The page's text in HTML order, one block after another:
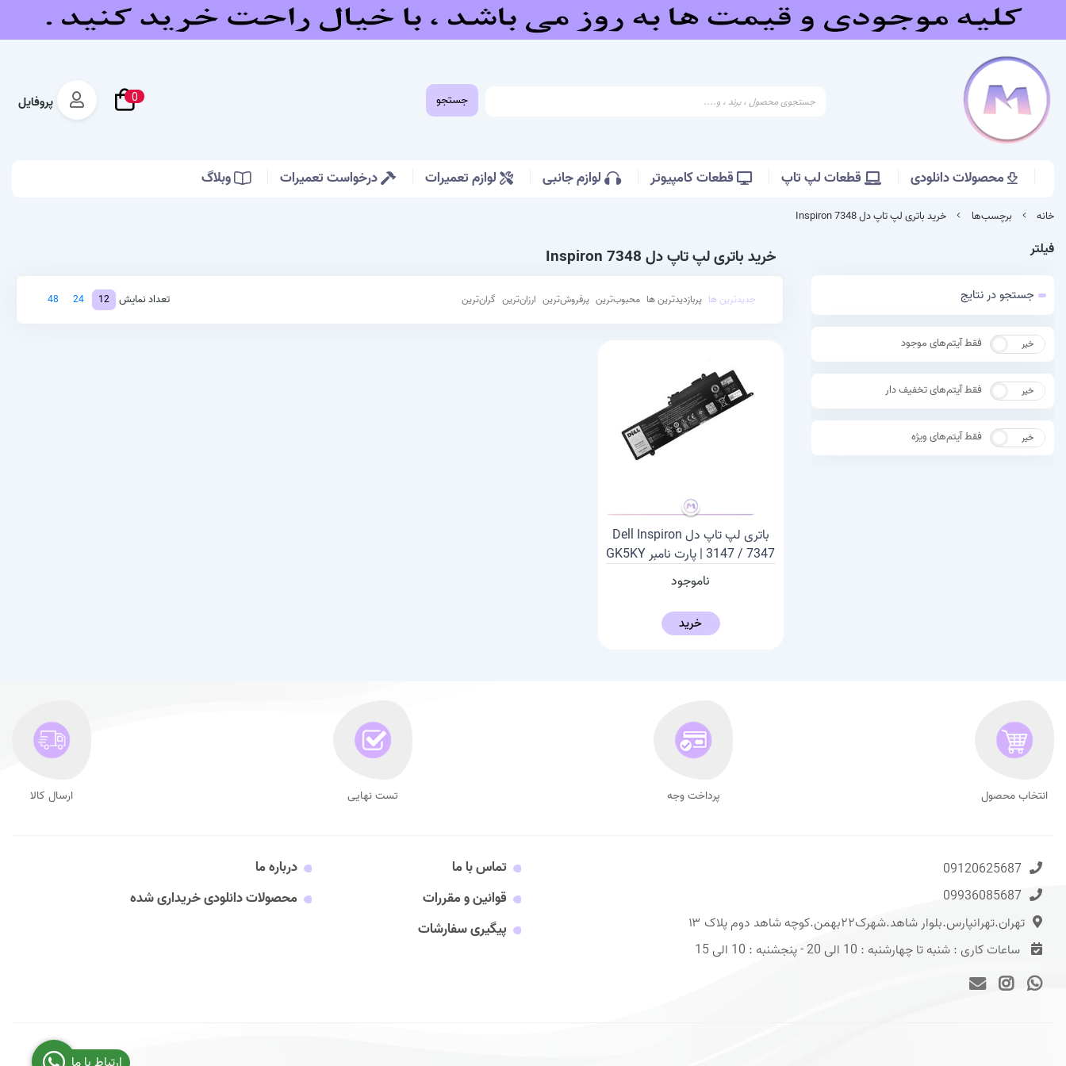
جستجو 0 پروفایل
محصولات دانلودی قطعات لپ تاپ قطعات کامپیوتر لوازم جانبی لوازم تعمیرات درخواست تعمیرات وبلاگ
خانه برچسب‌ها خرید باتری لپ تاپ دل Inspiron 7348
فیلتر
جستجو در نتایج
بله خیر فقط آیتم‌های موجود
بله خیر فقط آیتم‌های تخفیف دار
بله خیر فقط آیتم‌های ویژه
خرید باتری لپ تاپ دل Inspiron 7348
جدیدترین ها پربازدیدترین ها محبوب‌‌ترین پرفروش‌ترین ارزان‌ترین گران‌ترین تعداد نمایش 12
24
48
باتری لپ تاپ دل Dell Inspiron
3147 / 7347 | پارت نامبر GK5KY
ناموجود
خرید
انتخاب محصول پرداخت وجه تست نهایی ارسال کالا
09120625687
09936085687
تهران.تهرانپارس.بلوار شاهد.شهرک۲۲بهمن.کوچه شاهد دوم پلاک ۱۳
ساعات کاری : شنبه تا چهارشنبه : 10 الی 20 - پنجشنبه : 10 الی 15
تماس با ما
درباره ما
قوانین و مقررات
محصولات دانلودی خریداری شده
پیگیری سفارشات